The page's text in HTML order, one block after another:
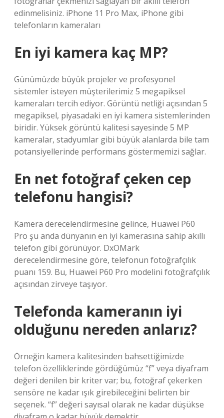
edinmelisiniz. iPhone 11 Pro Max, iPhone gibi
telefonların kameraları
En iyi kamera kaç MP?
Günümüzde büyük projeler ve profesyonel
sistemler isteyen müşterilerimiz 5 megapiksel
kameraları tercih ediyor. Görüntü netliği açısından 5
megapiksel, piyasadaki en iyi kamera sistemlerinden
biridir. Yüksek görüntü kalitesi sayesinde 5 MP
kameralar, stadyumlar gibi büyük alanlarda bile tam
potansiyellerinde performans göstermemizi sağlar.
En net fotoğraf çeken cep
telefonu hangisi?
Kamera derecelendirmesine gelince, Huawei P60
Pro şu anda dünyanın en iyi kamerasına sahip akıllı
telefon gibi görünüyor. DxOMark
derecelendirmesine göre, telefonun fotoğrafçılık
puanı 159. Bu, Huawei P60 Pro modelini fotoğrafçılık
açısından zirveye taşıyor.
Telefonda kameranın iyi
olduğunu nereden anlarız?
Örneğin kamera kalitesinden bahsettiğimizde
telefon özelliklerinde gördüğümüz “f” veya diyafram
değeri denilen bir kriter var; bu, fotoğraf çekerken
sensöre ne kadar ışık girebileceğini belirten bir
seçenek. “f” değeri sayısal olarak ne kadar düşükse